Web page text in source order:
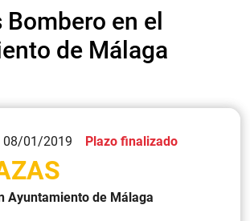
en el
de Málaga
08/01/2019 Plazo finalizado
Ayuntamiento de Málaga